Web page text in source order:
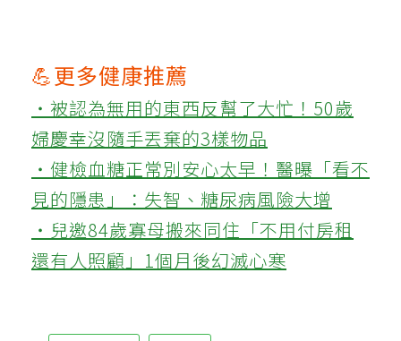
💪更多健康推薦
‧被認為無用的東西反幫了大忙！50歲
婦慶幸沒隨手丟棄的3樣物品
‧健檢血糖正常別安心太早！醫曝「看不
見的隱患」：失智、糖尿病風險大增
‧兒邀84歲寡母搬來同住「不用付房租
還有人照顧」1個月後幻滅心寒